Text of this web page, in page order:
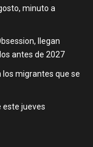
minuto a
llegan
antes de 2027
los migrantes que se
este jueves